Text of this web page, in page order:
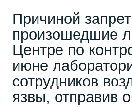
Причиной
произошедшие
Центре по
июне
сотрудников
язвы, отправив